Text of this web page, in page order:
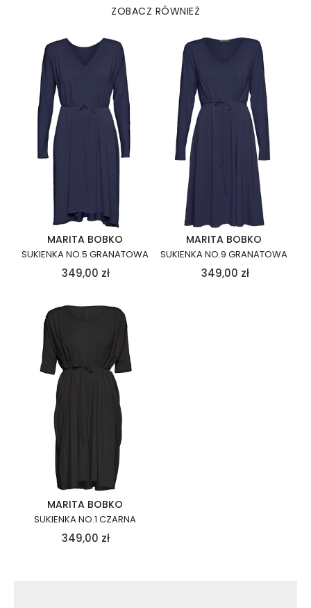
ZOBACZ RÓWNIEŻ
MARITA BOBKO
SUKIENKA NO.5 GRANATOWA
349,00 zł
MARITA BOBKO
SUKIENKA NO.9 GRANATOWA
349,00 zł
MARITA BOBKO
SUKIENKA NO.1 CZARNA
349,00 zł